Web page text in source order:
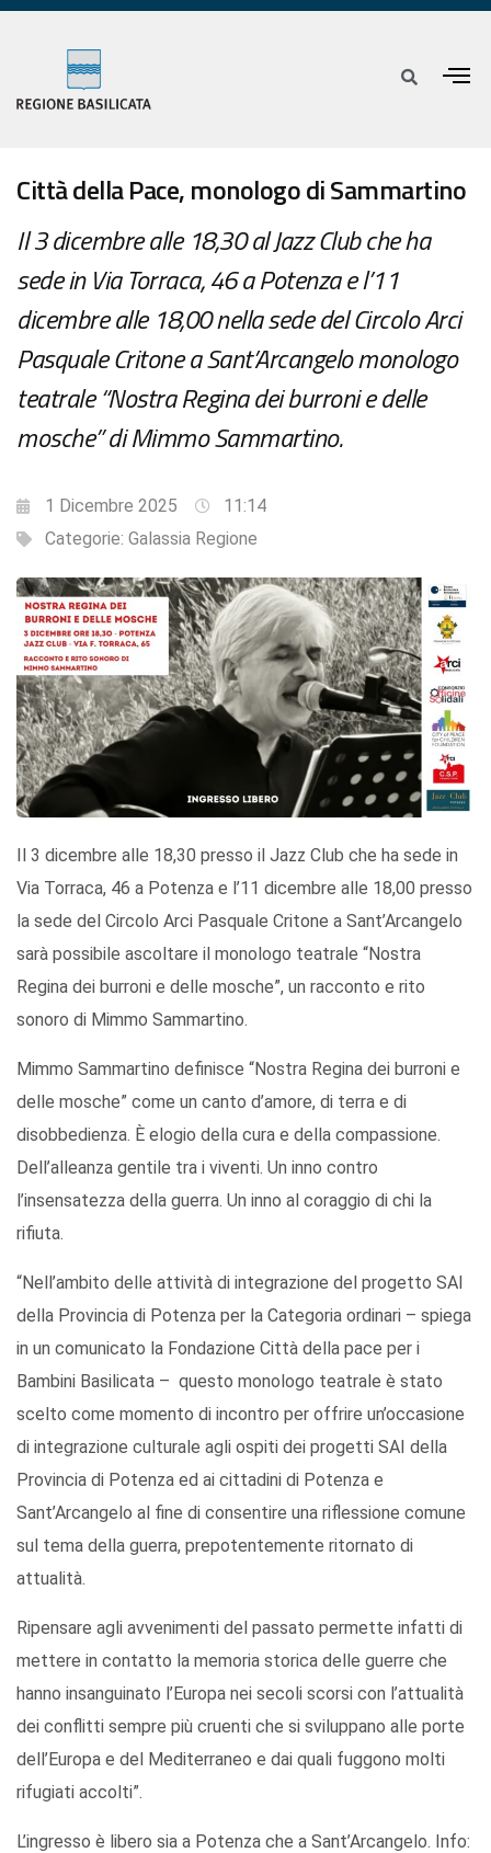
Città della Pace, monologo di Sammartino
Il 3 dicembre alle 18,30 al Jazz Club che ha
sede in Via Torraca, 46 a Potenza e l’11
dicembre alle 18,00 nella sede del Circolo Arci
Pasquale Critone a Sant’Arcangelo monologo
teatrale “Nostra Regina dei burroni e delle
mosche” di Mimmo Sammartino.
1 Dicembre 2025
11:14
Categorie: Galassia Regione
Il 3 dicembre alle 18,30 presso il Jazz Club che ha sede in
Via Torraca, 46 a Potenza e l’11 dicembre alle 18,00 presso
la sede del Circolo Arci Pasquale Critone a Sant’Arcangelo
sarà possibile ascoltare il monologo teatrale “Nostra
Regina dei burroni e delle mosche”, un racconto e rito
sonoro di Mimmo Sammartino.
Mimmo Sammartino definisce “Nostra Regina dei burroni e
delle mosche” come un canto d’amore, di terra e di
disobbedienza. È elogio della cura e della compassione.
Dell’alleanza gentile tra i viventi. Un inno contro
l’insensatezza della guerra. Un inno al coraggio di chi la
rifiuta.
“Nell’ambito delle attività di integrazione del progetto SAI
della Provincia di Potenza per la Categoria ordinari – spiega
in un comunicato la Fondazione Città della pace per i
Bambini Basilicata – questo monologo teatrale è stato
scelto come momento di incontro per offrire un’occasione
di integrazione culturale agli ospiti dei progetti SAI della
Provincia di Potenza ed ai cittadini di Potenza e
Sant’Arcangelo al fine di consentire una riflessione comune
sul tema della guerra, prepotentemente ritornato di
attualità.
Ripensare agli avvenimenti del passato permette infatti di
mettere in contatto la memoria storica delle guerre che
hanno insanguinato l’Europa nei secoli scorsi con l’attualità
dei conflitti sempre più cruenti che si sviluppano alle porte
dell’Europa e del Mediterraneo e dai quali fuggono molti
rifugiati accolti”.
L’ingresso è libero sia a Potenza che a Sant’Arcangelo. Info: